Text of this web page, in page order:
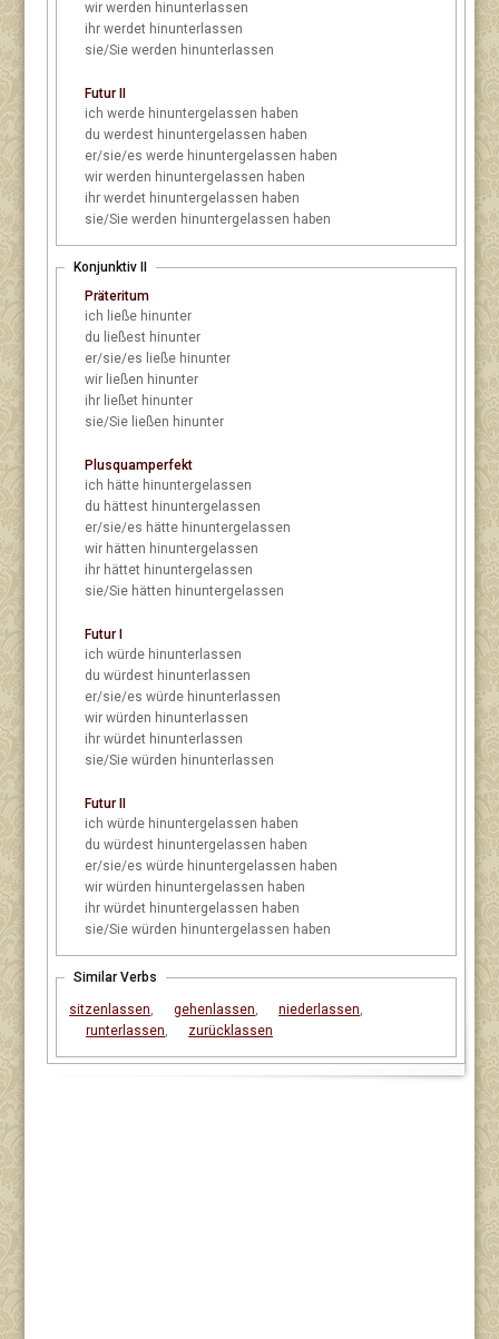
wir werden hinunterlassen
ihr werdet hinunterlassen
sie/Sie werden hinunterlassen
Futur II
ich
werde hinuntergelassen haben
du
werdest hinuntergelassen haben
er/sie/es
werde hinuntergelassen haben
wir
werden hinuntergelassen haben
ihr
werdet hinuntergelassen haben
sie/Sie
werden hinuntergelassen haben
Konjunktiv II
Präteritum
ich ließe hinunter
du ließest hinunter
er/sie/es ließe hinunter
wir ließen hinunter
ihr ließet hinunter
sie/Sie ließen hinunter
Plusquamperfekt
ich hätte hinuntergelassen
du hättest hinuntergelassen
er/sie/es hätte hinuntergelassen
wir hätten hinuntergelassen
ihr hättet hinuntergelassen
sie/Sie hätten hinuntergelassen
Futur I
ich würde hinunterlassen
du würdest hinunterlassen
er/sie/es würde hinunterlassen
wir würden hinunterlassen
ihr würdet hinunterlassen
sie/Sie würden hinunterlassen
Futur II
ich
würde hinuntergelassen haben
du
würdest hinuntergelassen haben
er/sie/es
würde hinuntergelassen haben
wir
würden hinuntergelassen haben
ihr
würdet hinuntergelassen haben
sie/Sie
würden hinuntergelassen haben
Similar Verbs
sitzenlassen, gehenlassen, niederlassen,
runterlassen, zurücklassen